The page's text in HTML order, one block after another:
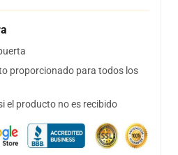
proporcionado para todos los
el producto no es recibido